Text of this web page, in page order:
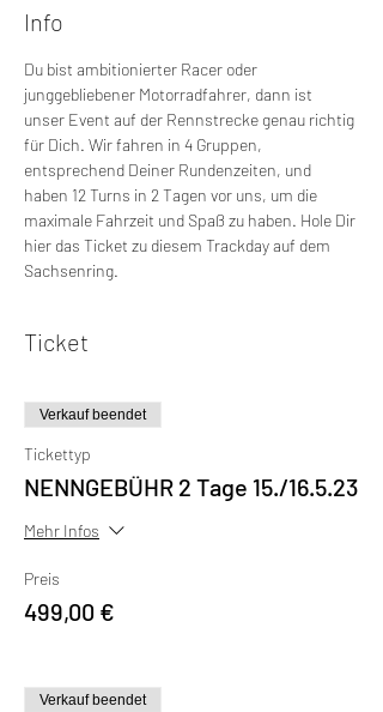
Info
Du bist ambitionierter Racer oder
junggebliebener Motorradfahrer, dann ist
unser Event auf der Rennstrecke genau richtig
für Dich. Wir fahren in 4 Gruppen,
entsprechend Deiner Rundenzeiten, und
haben 12 Turns in 2 Tagen vor uns, um die
maximale Fahrzeit und Spaß zu haben. Hole Dir
hier das Ticket zu diesem Trackday auf dem
Sachsenring.
Ticket
Verkauf beendet
Tickettyp
NENNGEBÜHR 2 Tage 15./16.5.23
Mehr Infos
Preis
499,00 €
Verkauf beendet